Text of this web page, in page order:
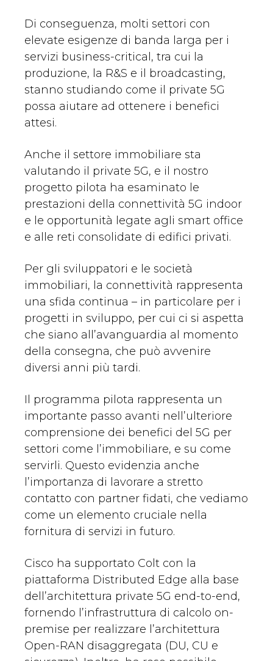
Di conseguenza, molti settori con
elevate esigenze di banda larga per i
servizi business-critical, tra cui la
produzione, la R&S e il broadcasting,
stanno studiando come il private 5G
possa aiutare ad ottenere i benefici
attesi.
Anche il settore immobiliare sta
valutando il private 5G, e il nostro
progetto pilota ha esaminato le
prestazioni della connettività 5G indoor
e le opportunità legate agli smart office
e alle reti consolidate di edifici privati.
Per gli sviluppatori e le società
immobiliari, la connettività rappresenta
una sfida continua – in particolare per i
progetti in sviluppo, per cui ci si aspetta
che siano all’avanguardia al momento
della consegna, che può avvenire
diversi anni più tardi.
Il programma pilota rappresenta un
importante passo avanti nell’ulteriore
comprensione dei benefici del 5G per
settori come l’immobiliare, e su come
servirli. Questo evidenzia anche
l’importanza di lavorare a stretto
contatto con partner fidati, che vediamo
come un elemento cruciale nella
fornitura di servizi in futuro.
Cisco ha supportato Colt con la
piattaforma Distributed Edge alla base
dell’architettura private 5G end-to-end,
fornendo l’infrastruttura di calcolo on-
premise per realizzare l’architettura
Open-RAN disaggregata (DU, CU e